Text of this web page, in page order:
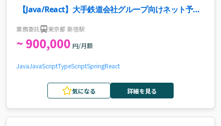
【Java/React】大手鉄道会社グループ向けネット予約
業務委託 東京都 新宿駅
~ 900,000 円/月額
JavaJavaScriptTypeScriptSpringReact
気になる 詳細を見る